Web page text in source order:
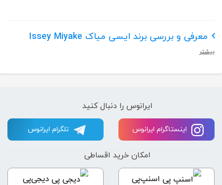
معرفی و بررسی برند ایسی میاک Issey Miyake
بیشتر
ایرانوس را دنبال کنید
تلگرام ایرانوس اینستاگرام ایرانوس
امکان خرید اقساطی
اسنپ‌پی دیجی‌پی